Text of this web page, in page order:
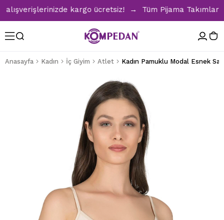
kargo ücretsiz! → Tüm Pijama
Anasayfa Kadın İç Giyim Atlet